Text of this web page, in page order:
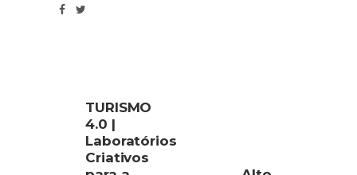
TURISMO
4.0 |
Laboratórios
Criativos